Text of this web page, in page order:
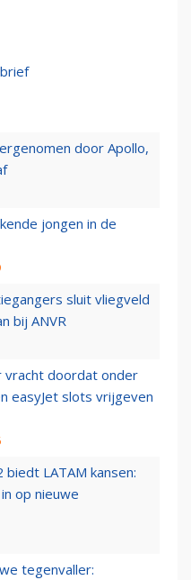
door Apollo,
jongen in de
sluit vliegveld
bij ANVR
vracht doordat onder
easyJet slots vrijgeven
biedt LATAM kansen:
op nieuwe
tegenvaller: